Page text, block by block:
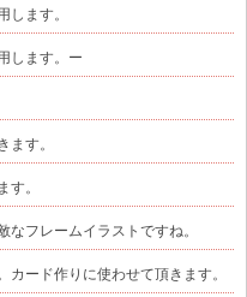
します。
します。ー
ます。
す。
フレームイラストですね。
ード作りに使わせて頂きます。